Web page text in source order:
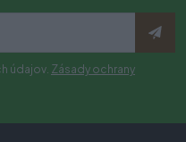
údajov. Zásady ochrany